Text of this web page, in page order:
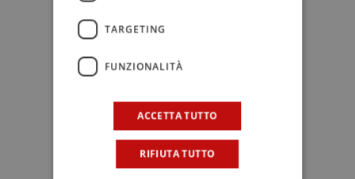
TOP HUNDRED 2024 – Capriano del
Colle Bianco 2023
MANERBA DEL GARDA (BS) –
AVANZI – TOP HUNDRED 2024 –
Chiaretto “Rosavero” 2023
– TOP HUNDRED 2024 – Spumante
TARGETING
FUNZIONALITÀ
ACCETTA TUTTO
RIFIUTA TUTTO